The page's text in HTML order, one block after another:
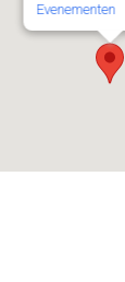
Evenementen